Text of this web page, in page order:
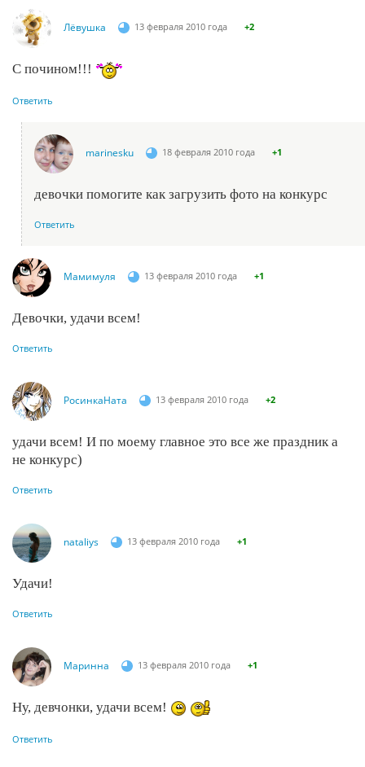
Лёвушка 13 февраля 2010 года +2
С почином!!!
Ответить
marinesku 18 февраля 2010 года +1
девочки помогите как загрузить фото на конкурс
Ответить
Мамимуля 13 февраля 2010 года +1
Девочки, удачи всем!
Ответить
РосинкаНата 13 февраля 2010 года +2
удачи всем! И по моему главное это все же праздник а
не конкурс)
Ответить
nataliys 13 февраля 2010 года +1
Удачи!
Ответить
Маринна 13 февраля 2010 года +1
Ну, девчонки, удачи всем!
Ответить